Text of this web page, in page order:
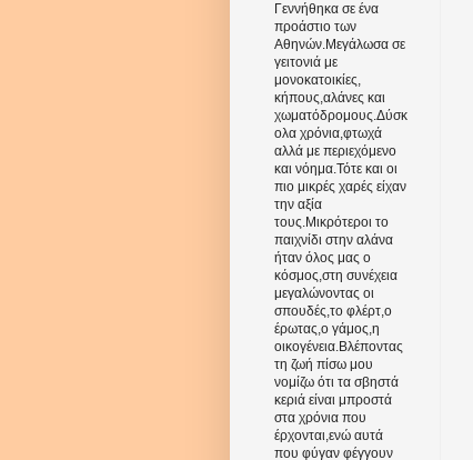
Γεννήθηκα σε ένα
προάστιο των
Αθηνών.Μεγάλωσα σε
γειτονιά με
μονοκατοικίες,
κήπους,αλάνες και
χωματόδρομους.Δύσκ
ολα χρόνια,φτωχά
αλλά με περιεχόμενο
και νόημα.Τότε και οι
πιο μικρές χαρές είχαν
την αξία
τους.Μικρότεροι το
παιχνίδι στην αλάνα
ήταν όλος μας ο
κόσμος,στη συνέχεια
μεγαλώνοντας οι
σπουδές,το φλέρτ,ο
έρωτας,ο γάμος,η
οικογένεια.Βλέποντας
τη ζωή πίσω μου
νομίζω ότι τα σβηστά
κεριά είναι μπροστά
στα χρόνια που
έρχονται,ενώ αυτά
που φύγαν φέγγουν